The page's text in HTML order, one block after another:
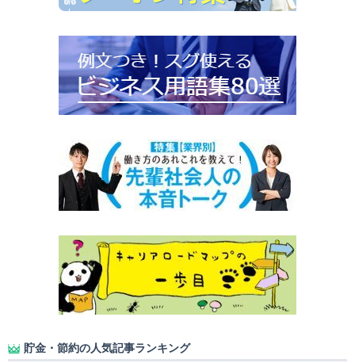
貯金・節約の人気記事ランキング